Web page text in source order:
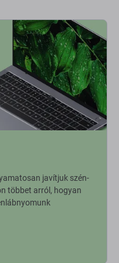
javítjuk szén-
többet arról, hogyan